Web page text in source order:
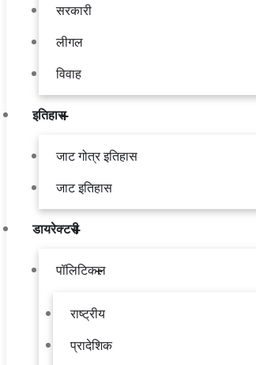
सरकारी
लीगल
विवाह
इतिहास
जाट गोत्र इतिहास
जाट इतिहास
डायरेक्टरी
पॉलिटिकल
राष्ट्रीय
प्रादेशिक